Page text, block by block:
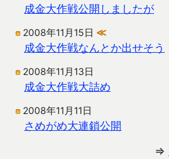
成金大作戦公開しましたが
2008年11月15日 ≪
成金大作戦なんとか出せそう
2008年11月13日
成金大作戦大詰め
2008年11月11日
さめがめ大連鎖公開
⇒